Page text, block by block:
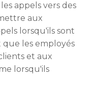
appels vers des
aux
lorsqu'ils sont
les employés
et aux
lorsqu'ils